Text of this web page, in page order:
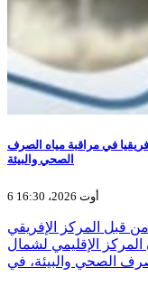
في مراقبة مياه الصرف
الصحي والبيئة
6 أوت 2026، 16:30
قبل المركز الإفريقي
المركز الإقليمي لشمال